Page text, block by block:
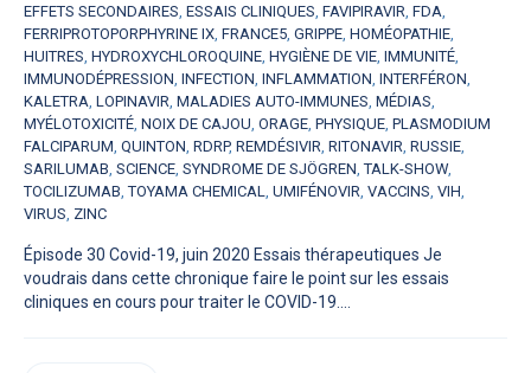
EFFETS SECONDAIRES, ESSAIS CLINIQUES, FAVIPIRAVIR, FDA,
FERRIPROTOPORPHYRINE IX, FRANCE5, GRIPPE, HOMÉOPATHIE,
HUITRES, HYDROXYCHLOROQUINE, HYGIÈNE DE VIE, IMMUNITÉ,
IMMUNODÉPRESSION, INFECTION, INFLAMMATION, INTERFÉRON,
KALETRA, LOPINAVIR, MALADIES AUTO-IMMUNES, MÉDIAS,
MYÉLOTOXICITÉ, NOIX DE CAJOU, ORAGE, PHYSIQUE, PLASMODIUM
FALCIPARUM, QUINTON, RDRP, REMDÉSIVIR, RITONAVIR, RUSSIE,
SARILUMAB, SCIENCE, SYNDROME DE SJÖGREN,TALK-SHOW,
TOCILIZUMAB,TOYAMA CHEMICAL, UMIFÉNOVIR, VACCINS, VIH,
VIRUS, ZINC
Épisode 30 Covid-19, juin 2020 Essais thérapeutiques Je
voudrais dans cette chronique faire le point sur les essais
cliniques en cours pour traiter le COVID-19....